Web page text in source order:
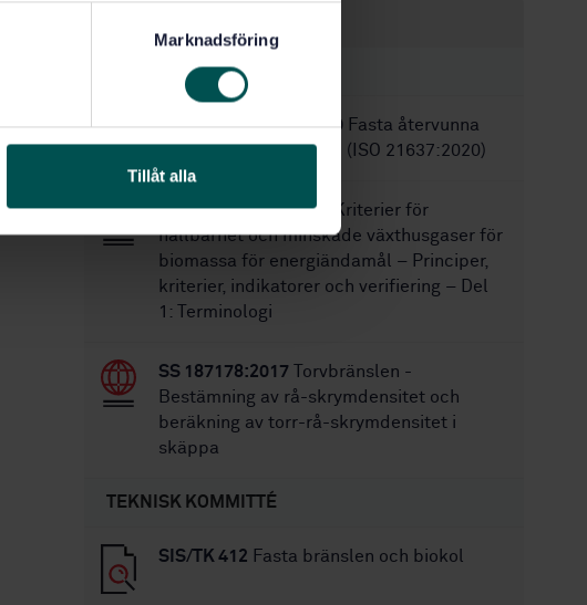
Marknadsföring
Tillåt alla
STANDARDER
SS-EN ISO 21637:2020 Fasta återvunna
bränslen - Terminologi (ISO 21637:2020)
SS-EN 16214-1:2024
Kriterier för
hållbarhet och minskade växthusgaser för
biomassa för energiändamål – Principer,
kriterier, indikatorer och verifiering – Del
1: Terminologi
SS 187178:2017 Torvbränslen -
Bestämning av rå-skrymdensitet och
beräkning av torr-rå-skrymdensitet i
skäppa
TEKNISK KOMMITTÉ
SIS/TK 412 Fasta bränslen och biokol